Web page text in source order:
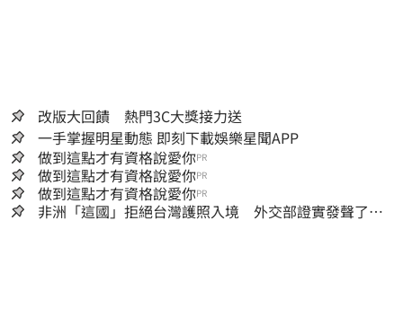
改版大回饋 熱門3C大獎接力送
一手掌握明星動態 即刻下載娛樂星聞APP
做到這點才有資格說愛你PR
做到這點才有資格說愛你PR
做到這點才有資格說愛你PR
非洲「這國」拒絕台灣護照入境 外交部證實發聲了：